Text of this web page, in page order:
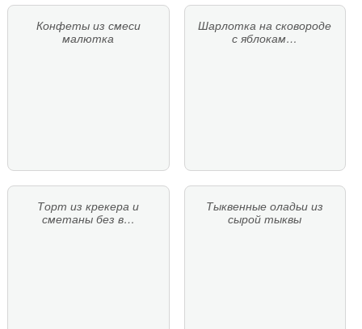
Конфеты из смеси
малютка
Шарлотка на сковороде
с яблокам…
Торт из крекера и
сметаны без в…
Тыквенные оладьи из
сырой тыквы